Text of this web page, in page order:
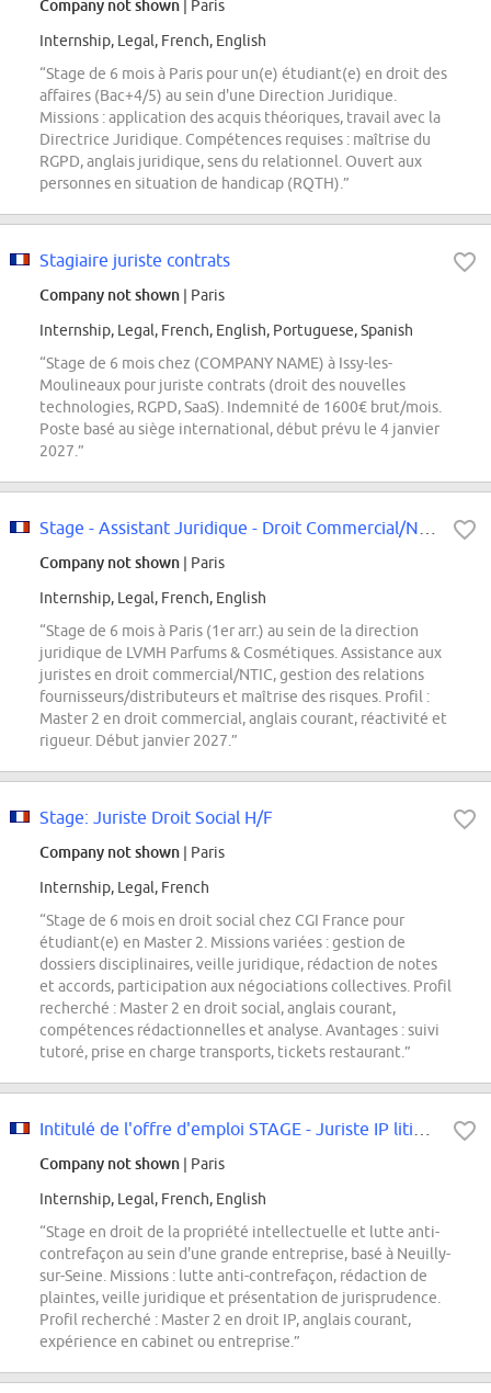
Company not shown | Paris
Internship, Legal, French, English
“Stage de 6 mois à Paris pour un(e) étudiant(e) en droit des
affaires (Bac+4/5) au sein d'une Direction Juridique.
Missions : application des acquis théoriques, travail avec la
Directrice Juridique. Compétences requises : maîtrise du
RGPD, anglais juridique, sens du relationnel. Ouvert aux
personnes en situation de handicap (RQTH).”
Stagiaire juriste contrats
Company not shown | Paris
Internship, Legal, French, English, Portuguese, Spanish
“Stage de 6 mois chez (COMPANY NAME) à Issy-les-
Moulineaux pour juriste contrats (droit des nouvelles
technologies, RGPD, SaaS). Indemnité de 1600€ brut/mois.
Poste basé au siège international, début prévu le 4 janvier
2027.”
Company not shown | Paris
Internship, Legal, French, English
“Stage de 6 mois à Paris (1er arr.) au sein de la direction
juridique de LVMH Parfums & Cosmétiques. Assistance aux
juristes en droit commercial/NTIC, gestion des relations
fournisseurs/distributeurs et maîtrise des risques. Profil :
Master 2 en droit commercial, anglais courant, réactivité et
rigueur. Début janvier 2027.”
Stage: Juriste Droit Social H/F
Company not shown | Paris
Internship, Legal, French
“Stage de 6 mois en droit social chez CGI France pour
étudiant(e) en Master 2. Missions variées : gestion de
dossiers disciplinaires, veille juridique, rédaction de notes
et accords, participation aux négociations collectives. Profil
recherché : Master 2 en droit social, anglais courant,
compétences rédactionnelles et analyse. Avantages : suivi
tutoré, prise en charge transports, tickets restaurant.”
Company not shown | Paris
Internship, Legal, French, English
“Stage en droit de la propriété intellectuelle et lutte anti-
contrefaçon au sein d'une grande entreprise, basé à Neuilly-
sur-Seine. Missions : lutte anti-contrefaçon, rédaction de
plaintes, veille juridique et présentation de jurisprudence.
Profil recherché : Master 2 en droit IP, anglais courant,
expérience en cabinet ou entreprise.”